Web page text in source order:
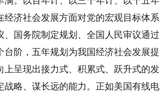
济社会发展方面对党的宏观目标体系
国务院制定规划、全国人民审议通过
阶，五年规划为我国经济社会发展提
呈现出接力式、积累式、跃升式的发
略、谋长远的能力。正如美国有线电